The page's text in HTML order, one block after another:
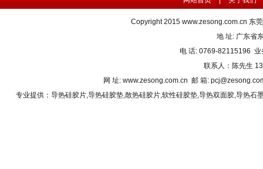
Copyright 2015 www.zesong.com.cn 东
地 址: 广东省
电 话: 0769-82115196
联系人：陈先生
网 址: www.zesong.com.cn 邮 箱:
专业提供： 导热硅胶片,导热硅胶垫,散热硅胶片,软性硅胶垫,导热双面胶,导热石